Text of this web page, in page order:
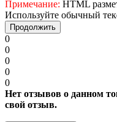
Примечание: HTML
Используйте обычный
Продолжить
0
0
0
0
0
Нет отзывов о данном
свой отзыв.